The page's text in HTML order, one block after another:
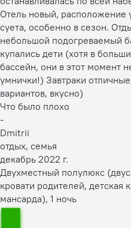
Отель новый, расположение
суета, особенно в сезон.
небольшой подогреваемый
купались дети (хотя в
бассейн, они в этот момент
умнички!) Завтраки
вариантов, вкусно)
Что было плохо
-
Dmitrii
отдых, семья
декабрь 2022 г.
Двухместный полулюкс
кровати родителей, детская
мансарда), 1 ночь